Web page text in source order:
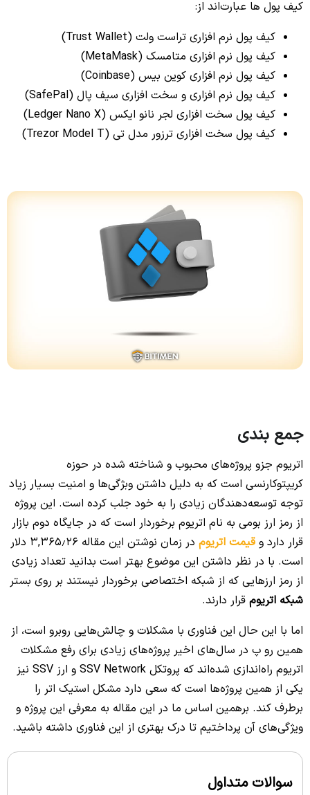
کیف پول ها عبارت‌اند از:
کیف پول نرم افزاری تراست ولت (Trust Wallet)
کیف پول نرم افزاری متامسک (MetaMask)
کیف پول نرم افزاری کوین بیس (Coinbase)
کیف پول نرم افزاری و سخت افزاری سیف پال (SafePal)
کیف پول سخت افزاری لجر نانو ایکس (Ledger Nano X)
کیف پول سخت افزاری ترزور مدل تی (Trezor Model T)
جمع بندی
اتریوم جزو پروژه‌های محبوب و شناخته‌ شده در حوزه
کریپتوکارنسی است که به دلیل داشتن وبژگی‌ها و امنیت بسیار زیاد
توجه توسعه‌دهندگان زیادی را به خود جلب کرده است. این پروژه
از رمز ارز بومی به نام اتریوم برخوردار است که در جایگاه دوم بازار
قرار دارد و قیمت اتریوم
در زمان نوشتن این مقاله 3,365٫26 دلار
است. با در نظر داشتن این موضوع بهتر است بدانید تعداد زیادی
از رمز ارزهایی که از شبکه اختصاصی برخوردار نیستند بر روی بستر
شبکه اتریوم قرار دارند.
اما با این حال این فناوری با مشکلات و چالش‌هایی روبرو است، از
همین رو پ در سال‌های اخیر پروژه‌های زیادی برای رفع مشکلات
اتریوم راه‌اندازی شده‌اند که پروتکل SSV Network و ارز SSV نیز
یکی از همین پروژه‌ها است که سعی دارد مشکل استیک اتر را
برطرف کند. برهمین اساس ما در این مقاله به معرفی این پروژه و
ویژگی‌های آن پرداختیم تا درک بهتری از این فناوری داشته باشید.
سوالات متداول